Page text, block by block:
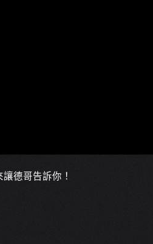
德哥告訴你！